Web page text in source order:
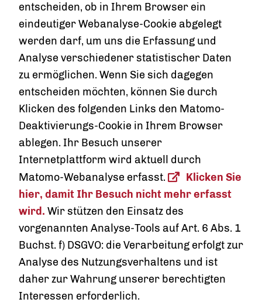
entscheiden, ob in Ihrem Browser ein
eindeutiger Webanalyse-Cookie abgelegt
werden darf, um uns die Erfassung und
Analyse verschiedener statistischer Daten
zu ermöglichen. Wenn Sie sich dagegen
entscheiden möchten, können Sie durch
Klicken des folgenden Links den Matomo-
Deaktivierungs-Cookie in Ihrem Browser
ablegen. Ihr Besuch unserer
Internetplattform wird aktuell durch
Matomo-Webanalyse erfasst.
Klicken Sie
hier, damit Ihr Besuch nicht mehr erfasst
wird. Wir stützen den Einsatz des
vorgenannten Analyse-Tools auf Art. 6 Abs. 1
Buchst. f) DSGVO: die Verarbeitung erfolgt zur
Analyse des Nutzungsverhaltens und ist
daher zur Wahrung unserer berechtigten
Interessen erforderlich.